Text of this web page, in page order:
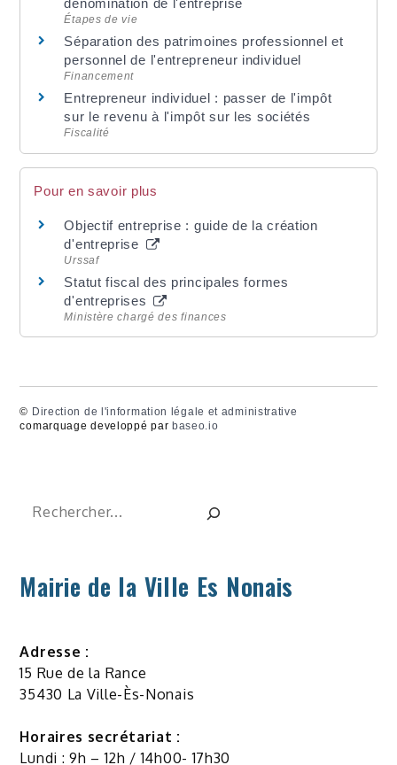
dénomination de l'entreprise
Étapes de vie
Séparation des patrimoines professionnel et
personnel de l'entrepreneur individuel
Financement
Entrepreneur individuel : passer de l'impôt
sur le revenu à l'impôt sur les sociétés
Fiscalité
Pour en savoir plus
Objectif entreprise : guide de la création
d'entreprise
Urssaf
Statut fiscal des principales formes
d'entreprises
Ministère chargé des finances
© Direction de l'information légale et administrative
comarquage developpé par baseo.io
Rechercher
Mairie de la Ville Es Nonais
Adresse :
15 Rue de la Rance
35430 La Ville-Ès-Nonais
Horaires secrétariat :
Lundi : 9h – 12h / 14h00- 17h30